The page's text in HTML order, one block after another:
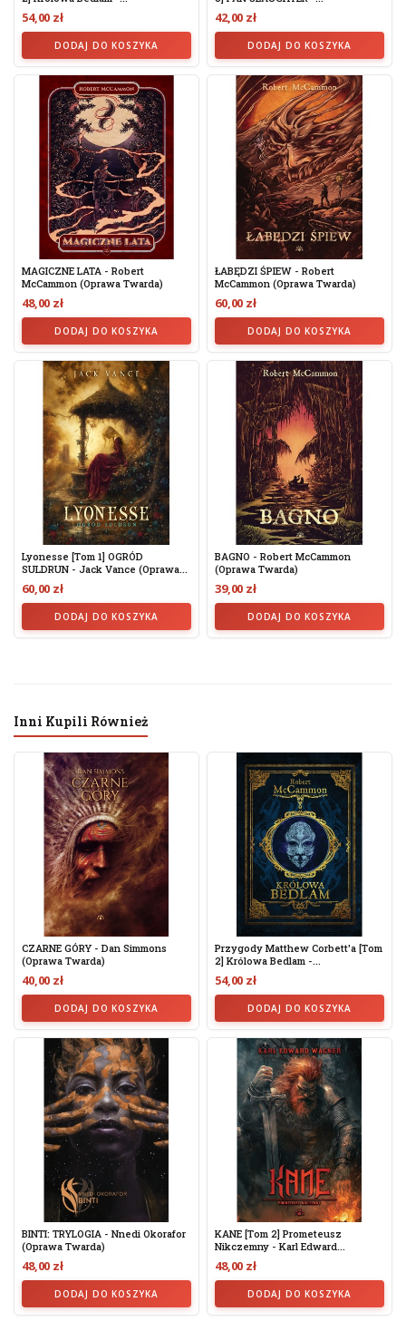
54,00 zł
DODAJ DO KOSZYKA
42,00 zł
DODAJ DO KOSZYKA
MAGICZNE LATA - Robert
McCammon (oprawa Twarda)
48,00 zł
DODAJ DO KOSZYKA
ŁABĘDZI ŚPIEW - Robert
McCammon (oprawa Twarda)
60,00 zł
DODAJ DO KOSZYKA
Lyonesse [tom 1] OGRÓD
SULDRUN - Jack Vance (oprawa...
60,00 zł
DODAJ DO KOSZYKA
BAGNO - Robert McCammon
(oprawa Twarda)
39,00 zł
DODAJ DO KOSZYKA
Inni Kupili Również
CZARNE GÓRY - Dan Simmons
(Oprawa Twarda)
40,00 zł
DODAJ DO KOSZYKA
Przygody Matthew Corbett'a [tom
2] Królowa Bedlam -...
54,00 zł
DODAJ DO KOSZYKA
BINTI: TRYLOGIA - Nnedi Okorafor
(oprawa Twarda)
48,00 zł
DODAJ DO KOSZYKA
KANE [tom 2] Prometeusz
Nikczemny - Karl Edward...
48,00 zł
DODAJ DO KOSZYKA